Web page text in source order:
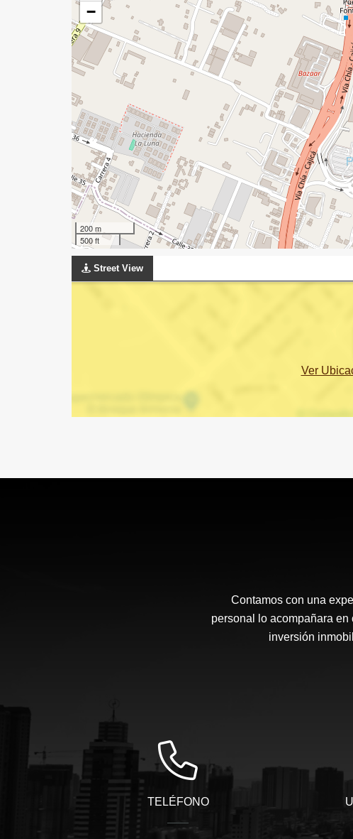
−
200 m
500 ft
Street View
Ver
Contamos con una
personal lo acompañara
inversión
TELÉFONO